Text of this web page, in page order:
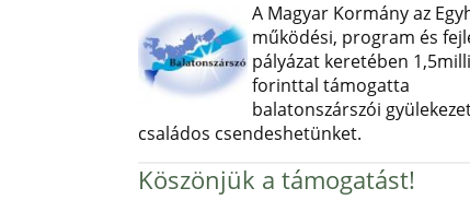
A Magyar Kormány az
működési, program és
pályázat keretében
forinttal támogatta
balatonszárszói
családos csendeshetünket.
Köszönjük a támogatást!